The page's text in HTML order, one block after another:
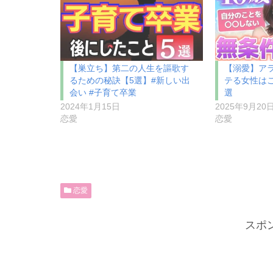
【巣立ち】第二の人生を謳歌す
るための秘訣【5選】#新しい出
会い #子育て卒業
2024年1月15日
恋愛
【溺愛】ア
テる女性は
選
2025年9月20
恋愛
恋愛
スポ